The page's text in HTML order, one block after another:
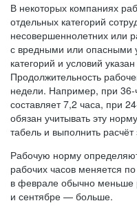
В некоторых компаниях
отдельных категорий
несовершеннолетних или
с вредными или опасными
категорий и условий
Продолжительность
недели. Например, при 36-
составляет 7,2 часа, при
обязан учитывать эту
табель и выполнить
Рабочую норму
рабочих часов меняется
в феврале обычно меньше
и сентябре — больше.